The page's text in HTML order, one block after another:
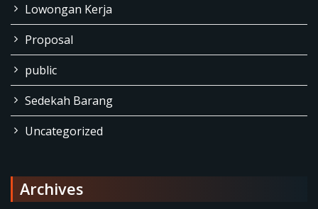
Lowongan Kerja
Proposal
public
Sedekah Barang
Uncategorized
Archives